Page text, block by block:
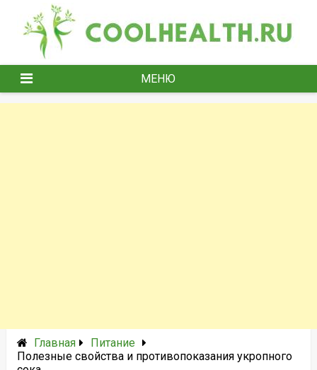
содержимому
МЕНЮ
Главная
Питание
Полезные свойства и противопоказания укропного